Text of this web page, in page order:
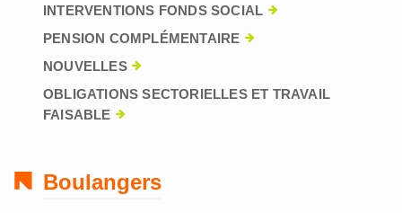
INTERVENTIONS FONDS SOCIAL
PENSION COMPLÉMENTAIRE
NOUVELLES
OBLIGATIONS SECTORIELLES ET TRAVAIL
FAISABLE
Boulangers